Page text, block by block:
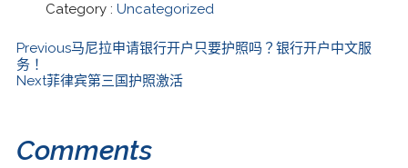
Category : Uncategorized
Previous马尼拉申请银行开户只要护照吗？银行开户中文服
务！
Next菲律宾第三国护照激活
Comments